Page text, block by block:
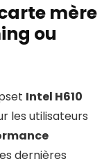
mère
ou
Intel H610
les utilisateurs
dernières